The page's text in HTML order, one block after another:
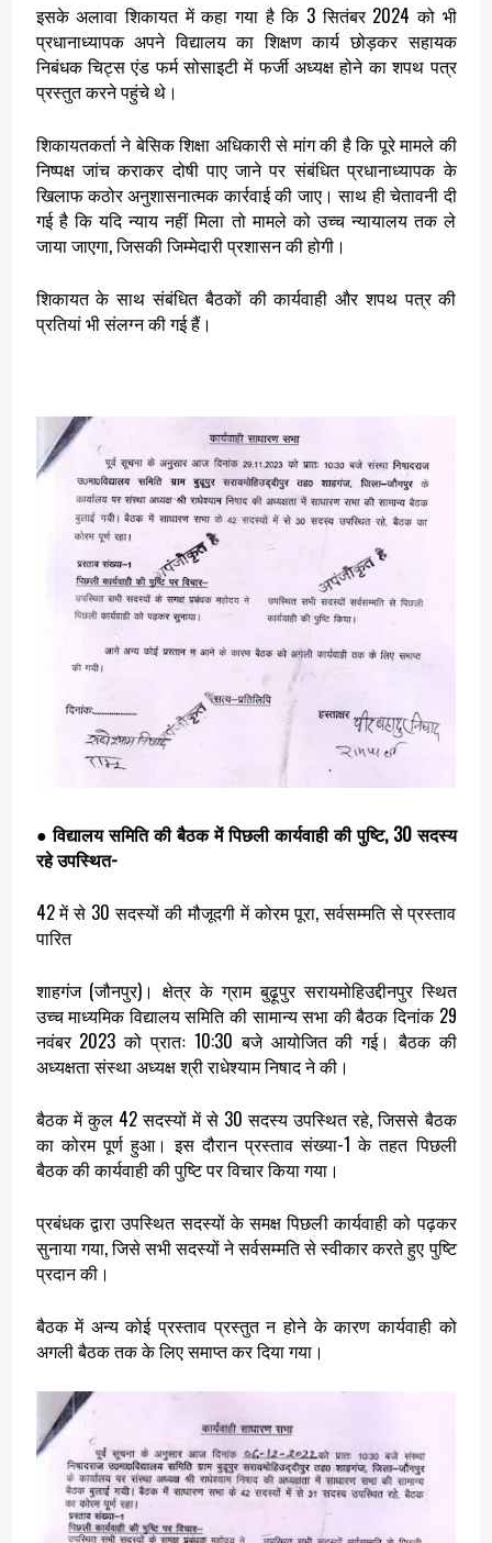
इसके अलावा शिकायत में कहा गया है कि 3 सितंबर 2024 को भी
प्रधानाध्यापक अपने विद्यालय का शिक्षण कार्य छोड़कर सहायक
निबंधक चिट्स एंड फर्म सोसाइटी में फर्जी अध्यक्ष होने का शपथ पत्र
प्रस्तुत करने पहुंचे थे।
शिकायतकर्ता ने बेसिक शिक्षा अधिकारी से मांग की है कि पूरे मामले की
निष्पक्ष जांच कराकर दोषी पाए जाने पर संबंधित प्रधानाध्यापक के
खिलाफ कठोर अनुशासनात्मक कार्रवाई की जाए। साथ ही चेतावनी दी
गई है कि यदि न्याय नहीं मिला तो मामले को उच्च न्यायालय तक ले
जाया जाएगा, जिसकी जिम्मेदारी प्रशासन की होगी।
शिकायत के साथ संबंधित बैठकों की कार्यवाही और शपथ पत्र की
प्रतियां भी संलग्न की गई हैं।
●विद्यालय समिति की बैठक में पिछली कार्यवाही की पुष्टि, 30 सदस्य
रहे उपस्थित-
42 में से 30 सदस्यों की मौजूदगी में कोरम पूरा, सर्वसम्मति से प्रस्ताव
पारित
शाहगंज (जौनपुर)। क्षेत्र के ग्राम बुढ़ूपुर सरायमोहिउद्दीनपुर स्थित
उच्च माध्यमिक विद्यालय समिति की सामान्य सभा की बैठक दिनांक 29
नवंबर 2023 को प्रातः 10:30 बजे आयोजित की गई। बैठक की
अध्यक्षता संस्था अध्यक्ष श्री राधेश्याम निषाद ने की।
बैठक में कुल 42 सदस्यों में से 30 सदस्य उपस्थित रहे, जिससे बैठक
का कोरम पूर्ण हुआ। इस दौरान प्रस्ताव संख्या-1 के तहत पिछली
बैठक की कार्यवाही की पुष्टि पर विचार किया गया।
प्रबंधक द्वारा उपस्थित सदस्यों के समक्ष पिछली कार्यवाही को पढ़कर
सुनाया गया, जिसे सभी सदस्यों ने सर्वसम्मति से स्वीकार करते हुए पुष्टि
प्रदान की।
बैठक में अन्य कोई प्रस्ताव प्रस्तुत न होने के कारण कार्यवाही को
अगली बैठक तक के लिए समाप्त कर दिया गया।